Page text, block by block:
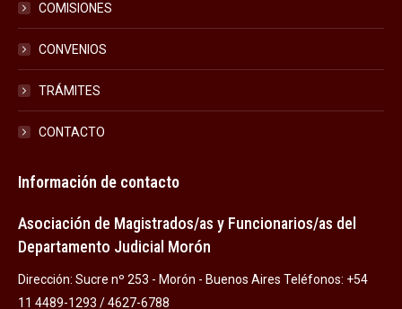
COMISIONES
CONVENIOS
TRÁMITES
CONTACTO
Información de contacto
Asociación de Magistrados/as y Funcionarios/as del
Departamento Judicial Morón
Dirección: Sucre nº 253 - Morón - Buenos Aires Teléfonos: +54
11 4489-1293 / 4627-6788